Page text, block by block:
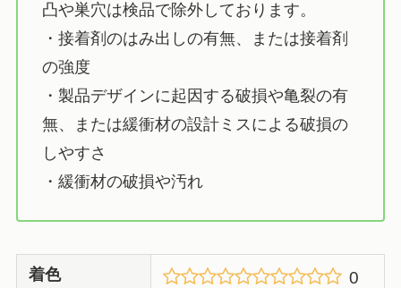
凸や巣穴は検品で除外しております。
・接着剤のはみ出しの有無、または接着剤
の強度
・製品デザインに起因する破損や亀裂の有
無、または緩衝材の設計ミスによる破損の
しやすさ
・緩衝材の破損や汚れ
着色 0